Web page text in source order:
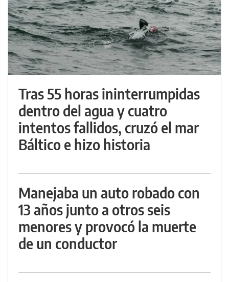
Tras 55 horas ininterrumpidas
dentro del agua y cuatro
intentos fallidos, cruzó el mar
Báltico e hizo historia
Manejaba un auto robado con
13 años junto a otros seis
menores y provocó la muerte
de un conductor